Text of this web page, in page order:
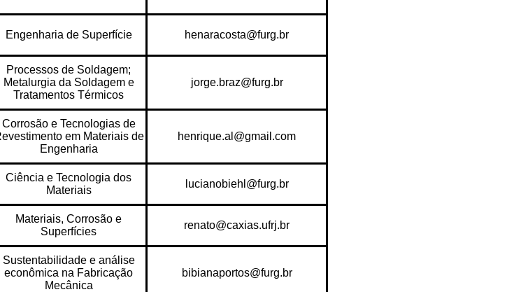
Engenharia de Superfície henaracosta@furg.br
Processos de Soldagem;
Metalurgia da Soldagem e
Tratamentos Térmicos
jorge.braz@furg.br
Corrosão e Tecnologias de
em Materiais de
Engenharia
henrique.al@gmail.com
Ciência e Tecnologia dos
Materiais
lucianobiehl@furg.br
Materiais, Corrosão e
Superfícies
renato@caxias.ufrj.br
Sustentabilidade e análise
econômica na Fabricação
Mecânica
bibianaportos@furg.br